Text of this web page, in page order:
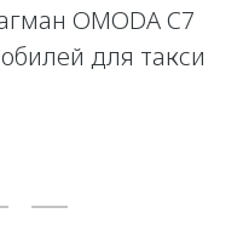
OMODA C7
для такси